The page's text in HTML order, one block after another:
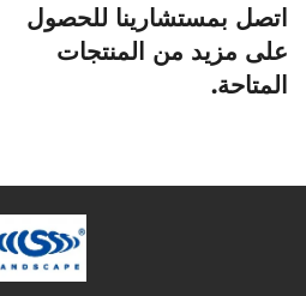
اتصل بمستشارينا للحصول
على مزيد من المنتجات
المتاحة.